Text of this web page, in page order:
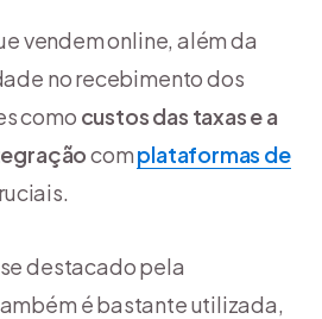
vendem online, além da
no recebimento dos
como custos das taxas e a
complataformas de
destacado pela
é bastante utilizada,